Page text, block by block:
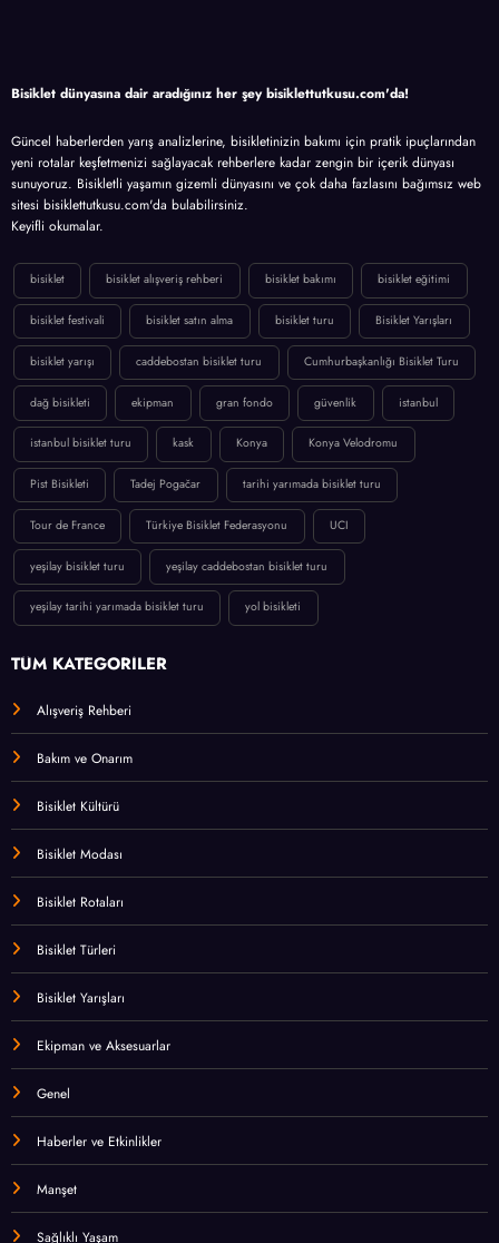
Bisiklet dünyasına dair aradığınız her şey bisiklettutkusu.com'da!
Güncel haberlerden yarış analizlerine, bisikletinizin bakımı için pratik ipuçlarından
yeni rotalar keşfetmenizi sağlayacak rehberlere kadar zengin bir içerik dünyası
sunuyoruz. Bisikletli yaşamın gizemli dünyasını ve çok daha fazlasını bağımsız web
sitesi bisiklettutkusu.com'da bulabilirsiniz.
Keyifli okumalar.
bisiklet bisiklet alışveriş rehberi bisiklet bakımı bisiklet eğitimi
bisiklet festivali bisiklet satın alma bisiklet turu Bisiklet Yarışları
bisiklet yarışı caddebostan bisiklet turu Cumhurbaşkanlığı Bisiklet Turu
dağ bisikleti ekipman gran fondo güvenlik istanbul
istanbul bisiklet turu kask Konya Konya Velodromu
Pist Bisikleti Tadej Pogačar tarihi yarımada bisiklet turu
Tour de France Türkiye Bisiklet Federasyonu UCI
yeşilay bisiklet turu yeşilay caddebostan bisiklet turu
yeşilay tarihi yarımada bisiklet turu yol bisikleti
TÜM KATEGORİLER
Alışveriş Rehberi
Bakım ve Onarım
Bisiklet Kültürü
Bisiklet Modası
Bisiklet Rotaları
Bisiklet Türleri
Bisiklet Yarışları
Ekipman ve Aksesuarlar
Genel
Haberler ve Etkinlikler
Manşet
Sağlıklı Yaşam